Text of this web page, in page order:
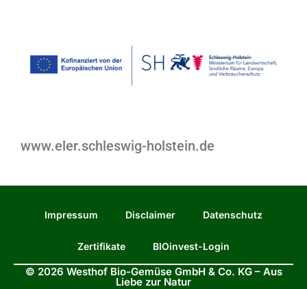
www.eler.schleswig-holstein.de
Impressum Disclaimer Datenschutz
Zertifikate BIOinvest-Login
© 2026 Westhof Bio-Gemüse GmbH & Co. KG – Aus
Liebe zur Natur